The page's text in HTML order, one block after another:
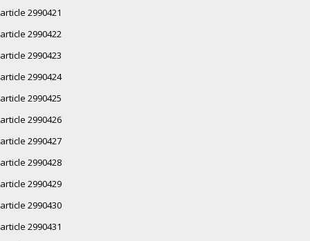
article 2990421
article 2990422
article 2990423
article 2990424
article 2990425
article 2990426
article 2990427
article 2990428
article 2990429
article 2990430
article 2990431